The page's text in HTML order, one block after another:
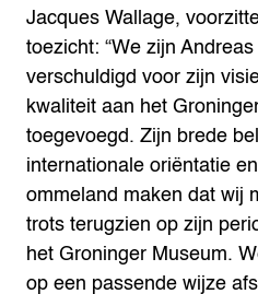
Jacques Wallage,
toezicht: “We zijn
verschuldigd voor zijn
kwaliteit aan het
toegevoegd. Zijn brede
internationale oriëntatie
ommeland maken dat wij
trots terugzien op zijn
het Groninger Museum.
op een passende wijze